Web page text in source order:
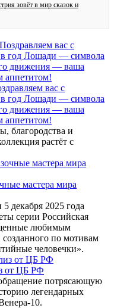
зовёт в мир сказок и
вас с
год Лошади — символа
движения — ваша
аппетитом!
благородства и
растёт с
мастера мира
декабря 2025 года
серии Российская
любимым
по мотивам
человечки».
от ЦБ РФ
потрясающую
легендарных
10.